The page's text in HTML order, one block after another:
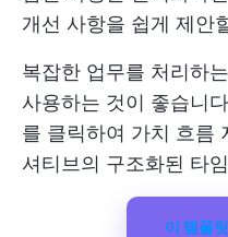
개선 사항을 쉽게 제안
복잡한 업무를 처리하
사용하는 것이 좋습니다
를 클릭하여 가치 흐름
셔티브의 구조화된 타
이 템플